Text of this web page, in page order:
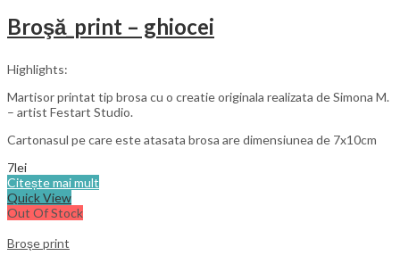
Broşă_print – ghiocei
Highlights:
Martisor printat tip brosa cu o creatie originala realizata de Simona M.
– artist Festart Studio.
Cartonasul pe care este atasata brosa are dimensiunea de 7x10cm
7lei
Citește mai mult
Quick View
Out Of Stock
Broşe print